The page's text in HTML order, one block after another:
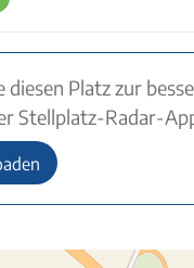
diesen Platz zur
Stellplatz-Radar-